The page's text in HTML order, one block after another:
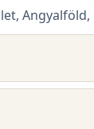
Angyalföld,